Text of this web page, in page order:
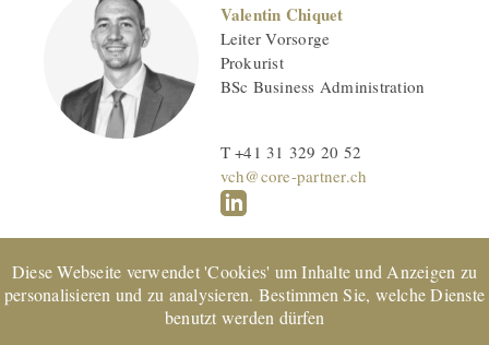
Valentin Chiquet
Leiter Vorsorge
Prokurist
BSc Business Administration
T +41 31 329 20 52
vch@core-partner.ch
zertifiziertes Unternehmen und Mitglied von
Diese Webseite verwendet 'Cookies' um Inhalte und Anzeigen zu
personalisieren und zu analysieren. Bestimmen Sie, welche Dienste
benutzt werden dürfen